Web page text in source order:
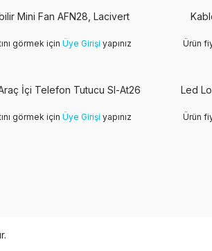
Mini Fan AFN28, Lacivert
görmek için Üye Girişi yapınız Ürün
Araç İçi Telefon Tutucu Sl-At26
görmek için Üye Girişi yapınız
Led Logolu Telefon Şarj Kablosu,3'LÜ
Ürün